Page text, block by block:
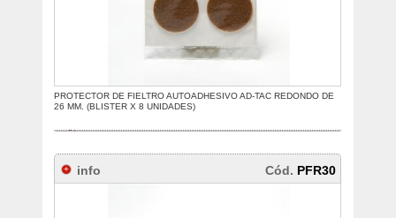
PROTECTOR DE FIELTRO AUTOADHESIVO AD-TAC REDONDO DE
26 MM. (BLISTER X 8 UNIDADES)
info Cód. PFR30